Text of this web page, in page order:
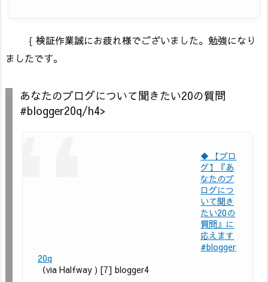
｛ 検証作業誠にお疲れ様でございました。勉強になり
ましたです。
あなたのブログについて聞きたい20の質問
#blogger20q/h4>
◆ 【ブロ
グ】『あ
なたのブ
ログにつ
いて聞き
たい20の
質問』に
応えます
#blogger
20q
（via Halfway ) [7] blogger4